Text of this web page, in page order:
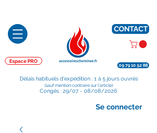
Espace PRO
CONTACT
09 79 10 52 88
Délais habituels d'expédition : 1 à 5 jours ouvrés
(sauf mention contraire sur l'article)
Congés : 29/07 - 08/08/2026
Se connecter